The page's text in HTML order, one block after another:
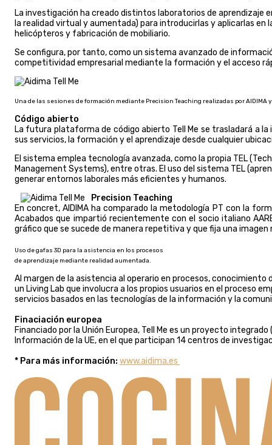
La investigación ha creado distintos laboratorios de
la realidad virtual y aumentada) para introducirlas y aplicarlas
helicópteros y fabricación de mobiliario.
Se configura, por tanto, como un sistema avanzado de
competitividad empresarial mediante la formación y el acceso
Una de las sesiones de formación mediante Precision Teaching realizadas por AIDIMA
Código abierto
La futura plataforma de código abierto Tell Me se trasladará a
sus servicios, la formación y el aprendizaje desde cualquier
El sistema emplea tecnología avanzada, como la propia TEL
Management Systems), entre otras. El uso del sistema TEL
generar entornos laborales más eficientes y humanos.
Precision Teaching
En concret, AIDIMA ha comparado la metodología PT con la
Acabados que impartió recientemente con el socio italiano
gráfico que se sucede de manera repetitiva y que fija una
Uso de gafas 3D para la asistencia en los procesos
de aprendizaje mediante realidad aumentada.
Al margen de la asistencia al operario en procesos,
un Living Lab que involucra a los propios usuarios en el proceso
servicios basados en las tecnologías de la información y la
Finaciación europea
Financiado por la Unión Europea, Tell Me es un proyecto
Información de la UE, en el que participan 14 centros de
* Para más información: www.aidima.es